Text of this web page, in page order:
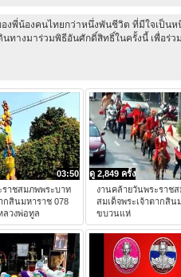
พี่น้องคนไทยกว่าหนึ่งพันชีวิต ที่มีใจเป็นห
ทางมาร่วมพิธีอันศักดิ์สิทธิ์ในครั้งนี้ เพื่อร่ว
03:50
ราชสมภพพระบาท
กสินมหาราช 078
ลวงพ่อทูล
ดู 2,849 ครั้ง
งานคล้ายวันพระราช
สมเด็จพระเจ้าตากสิน
ขบวนแห่